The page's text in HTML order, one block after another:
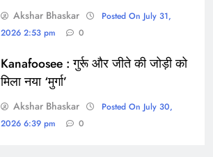
Akshar Bhaskar
Posted On July 31,
2026 2:53 pm
0
Kanafoosee : गुर्रू और जीते की जोड़ी को
मिला नया ‘मुर्गा’
Akshar Bhaskar
Posted On July 30,
2026 6:39 pm
0